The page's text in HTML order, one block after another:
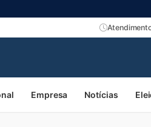
Empresa Notícias